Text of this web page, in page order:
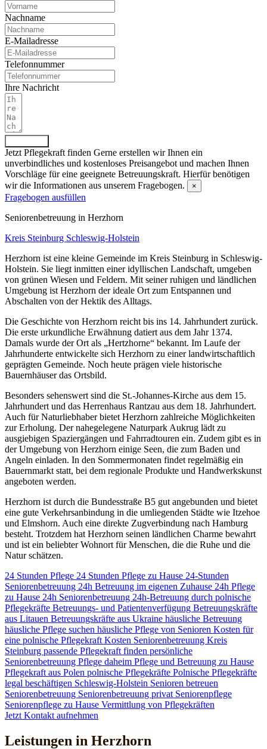
Nachname
E-Mailadresse
Telefonnummer
Ihre Nachricht
Jetzt Pflegekraft finden Gerne erstellen wir Ihnen ein
unverbindliches und kostenloses Preisangebot und machen Ihnen
Vorschläge für eine geeignete Betreuungskraft. Hierfür benötigen
wir die Informationen aus unserem Fragebogen.
×
Fragebogen ausfüllen
Senioren­betreuung in Herzhorn
Kreis Steinburg Schleswig-Holstein
Herzhorn ist eine kleine Gemeinde im Kreis Steinburg in Schleswig-
Holstein. Sie liegt inmitten einer idyllischen Landschaft, umgeben
von grünen Wiesen und Feldern. Mit seiner ruhigen und ländlichen
Umgebung ist Herzhorn der ideale Ort zum Entspannen und
Abschalten von der Hektik des Alltags.
Die Geschichte von Herzhorn reicht bis ins 14. Jahrhundert zurück.
Die erste urkundliche Erwähnung datiert aus dem Jahr 1374.
Damals wurde der Ort als „Hertzhorne“ bekannt. Im Laufe der
Jahrhunderte entwickelte sich Herzhorn zu einer landwirtschaftlich
geprägten Gemeinde. Noch heute prägen viele historische
Bauernhäuser das Ortsbild.
Besonders sehenswert sind die St.-Johannes-Kirche aus dem 15.
Jahrhundert und das Herrenhaus Rantzau aus dem 18. Jahrhundert.
Auch für Naturliebhaber bietet Herzhorn zahlreiche Möglichkeiten
zur Erholung. Der nahegelegene Naturpark Aukrug lädt zu
ausgiebigen Spaziergängen und Fahrradtouren ein. Zudem gibt es in
der Umgebung von Herzhorn einige Seen, die zum Baden und
Angeln einladen. In den Sommermonaten findet regelmäßig ein
Bauernmarkt statt, bei dem regionale Produkte und Handwerkskunst
angeboten werden.
Herzhorn ist durch die Bundesstraße B5 gut angebunden und bietet
eine gute Verkehrsanbindung in die umliegenden Städte wie Itzehoe
und Elmshorn. Auch eine direkte Zugverbindung nach Hamburg
besteht. Trotzdem hat Herzhorn seinen ländlichen Charme bewahrt
und ist ein beliebter Wohnort für Menschen, die die Ruhe und die
Natur schätzen.
24 Stunden Pflege 24 Stunden Pflege zu Hause 24-Stunden
Seniorenbetreuung 24h Betreuung im eigenen Zuhause 24h Pflege
zu Hause 24h Seniorenbetreuung 24h-Betreuung durch polnische
Pflegekräfte Betreuungs- und Patientenverfügung Betreuungskräfte
aus Litauen Betreuungskräfte aus Ukraine häusliche Betreuung
häusliche Pflege suchen häusliche Pflege von Senioren Kosten für
eine polnische Pflegekraft Kosten Seniorenbetreuung Kreis
Steinburg passende Pflegekraft finden persönliche
Seniorenbetreuung Pflege daheim Pflege und Betreuung zu Hause
Pflegekraft aus Polen polnische Pflegekräfte Polnische Pflegekräfte
legal beschäftigen Schleswig-Holstein Senioren betreuen
Seniorenbetreuung Seniorenbetreuung privat Seniorenpflege
Seniorenpflege zu Hause Vermittlung von Pflegekräften
Jetzt Kontakt aufnehmen
Leistungen in Herzhorn